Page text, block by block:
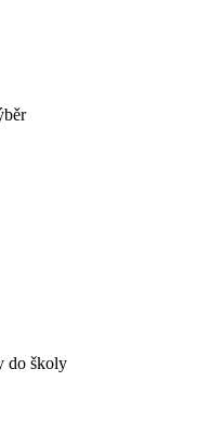
do školy